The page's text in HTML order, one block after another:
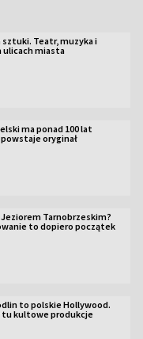
sztuki. Teatr, muzyka i
ulicach miasta
ma ponad 100 lat
oryginał
Jeziorem Tarnobrzeskim?
to dopiero początek
to polskie Hollywood.
tu kultowe produkcje